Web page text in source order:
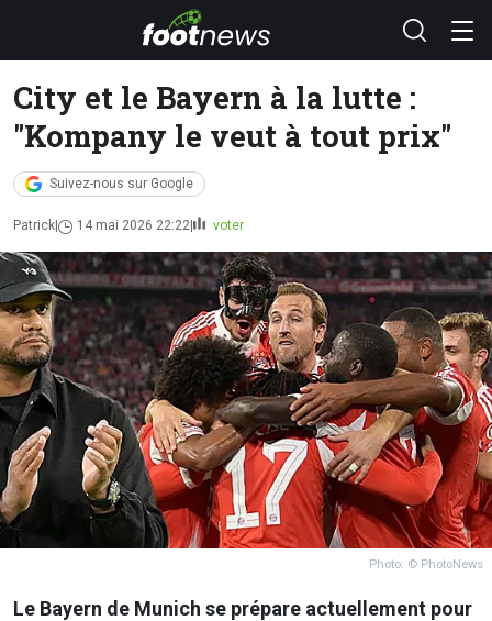
City et le Bayern à la lutte :
"Kompany le veut à tout prix"
Suivez-nous sur Google
Patrick 14 mai 2026 22:22 voter
Photo: © PhotoNews
Le Bayern de Munich se prépare actuellement pour